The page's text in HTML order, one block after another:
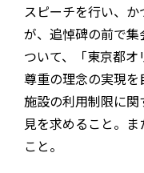
スピーチを行い、
が、追悼碑の前で
ついて、「東京都
尊重の理念の実現
施設の利用制限に
見を求めること。
こと。